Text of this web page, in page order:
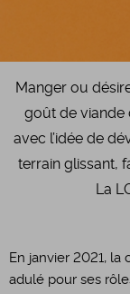
​Manger ou
goût de viande
avec l’idée de
terrain glissant,
La
​En janvier 2021, la
adulé pour ses